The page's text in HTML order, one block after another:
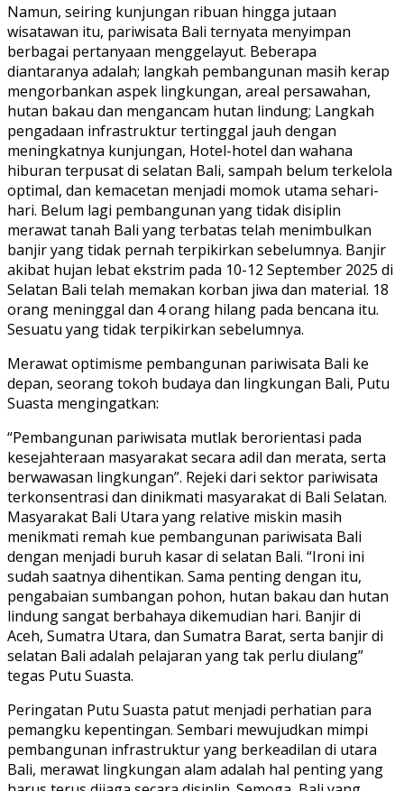
Namun, seiring kunjungan ribuan hingga jutaan
wisatawan itu, pariwisata Bali ternyata menyimpan
berbagai pertanyaan menggelayut. Beberapa
diantaranya adalah; langkah pembangunan masih kerap
mengorbankan aspek lingkungan, areal persawahan,
hutan bakau dan mengancam hutan lindung; Langkah
pengadaan infrastruktur tertinggal jauh dengan
meningkatnya kunjungan, Hotel-hotel dan wahana
hiburan terpusat di selatan Bali, sampah belum terkelola
optimal, dan kemacetan menjadi momok utama sehari-
hari. Belum lagi pembangunan yang tidak disiplin
merawat tanah Bali yang terbatas telah menimbulkan
banjir yang tidak pernah terpikirkan sebelumnya. Banjir
akibat hujan lebat ekstrim pada 10-12 September 2025 di
Selatan Bali telah memakan korban jiwa dan material. 18
orang meninggal dan 4 orang hilang pada bencana itu.
Sesuatu yang tidak terpikirkan sebelumnya.
Merawat optimisme pembangunan pariwisata Bali ke
depan, seorang tokoh budaya dan lingkungan Bali, Putu
Suasta mengingatkan:
“Pembangunan pariwisata mutlak berorientasi pada
kesejahteraan masyarakat secara adil dan merata, serta
berwawasan lingkungan”. Rejeki dari sektor pariwisata
terkonsentrasi dan dinikmati masyarakat di Bali Selatan.
Masyarakat Bali Utara yang relative miskin masih
menikmati remah kue pembangunan pariwisata Bali
dengan menjadi buruh kasar di selatan Bali. “Ironi ini
sudah saatnya dihentikan. Sama penting dengan itu,
pengabaian sumbangan pohon, hutan bakau dan hutan
lindung sangat berbahaya dikemudian hari. Banjir di
Aceh, Sumatra Utara, dan Sumatra Barat, serta banjir di
selatan Bali adalah pelajaran yang tak perlu diulang”
tegas Putu Suasta.
Peringatan Putu Suasta patut menjadi perhatian para
pemangku kepentingan. Sembari mewujudkan mimpi
pembangunan infrastruktur yang berkeadilan di utara
Bali, merawat lingkungan alam adalah hal penting yang